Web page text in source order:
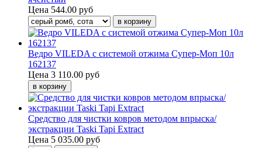
Цена 544.00 руб
Ведро VILEDA с системой отжима Супер-Моп 10л
162137
Цена 3 110.00 руб
Средство для чистки ковров методом впрыска/
экстракции Taski Tapi Extract
Цена 5 035.00 руб